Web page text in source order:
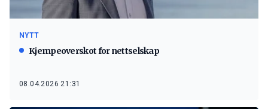
NYTT
Kjempeoverskot for nettselskap
08.04.2026 21:31